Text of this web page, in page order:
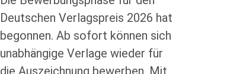
Deutschen Verlagspreis 2026 hat
begonnen. Ab sofort können sich
unabhängige Verlage wieder für
die Auszeichnung bewerben. Mit